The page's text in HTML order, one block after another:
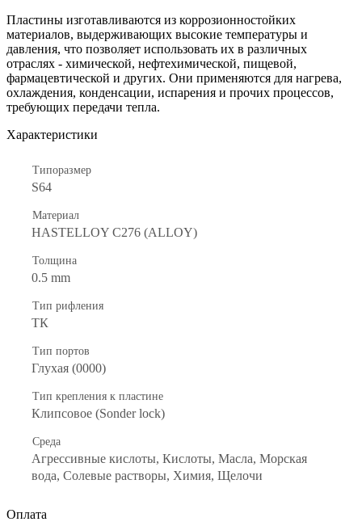
Пластины изготавливаются из коррозионностойких
материалов, выдерживающих высокие температуры и
давления, что позволяет использовать их в различных
отраслях - химической, нефтехимической, пищевой,
фармацевтической и других. Они применяются для нагрева,
охлаждения, конденсации, испарения и прочих процессов,
требующих передачи тепла.
Характеристики
Типоразмер
S64
Материал
HASTELLOY C276 (ALLOY)
Толщина
0.5 mm
Тип рифления
ТК
Тип портов
Глухая (0000)
Тип крепления к пластине
Клипсовое (Sonder lock)
Среда
Агрессивные кислоты, Кислоты, Масла, Морская
вода, Солевые растворы, Химия, Щелочи
Оплата